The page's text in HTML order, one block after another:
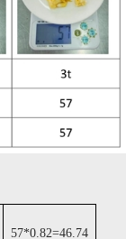
57*0.82=46.74